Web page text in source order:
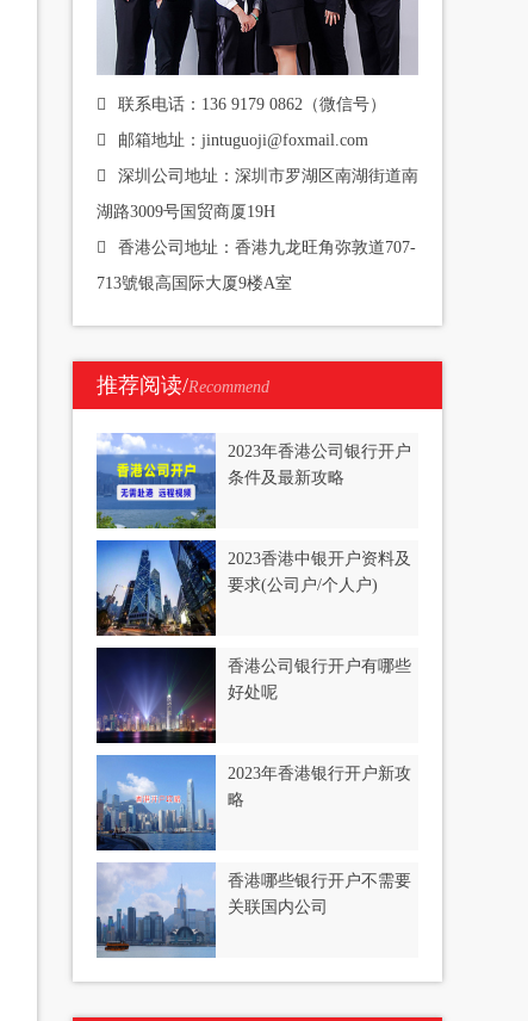
联系电话：136 9179 0862（微信号）
邮箱地址：jintuguoji@foxmail.com
深圳公司地址：深圳市罗湖区南湖街道南
湖路3009号国贸商厦19H
香港公司地址：香港九龙旺角弥敦道707-
713號银高国际大厦9楼A室
推荐阅读/Recommend
2023年香港公司银行开户
条件及最新攻略
2023香港中银开户资料及
要求(公司户/个人户)
香港公司银行开户有哪些
好处呢
2023年香港银行开户新攻
略
香港哪些银行开户不需要
关联国内公司